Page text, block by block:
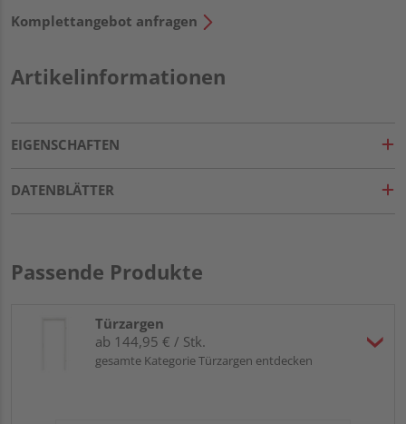
Komplettangebot anfragen
Artikelinformationen
EIGENSCHAFTEN
DATENBLÄTTER
Passende Produkte
Türzargen
ab 144,95 € / Stk.
gesamte Kategorie Türzargen entdecken